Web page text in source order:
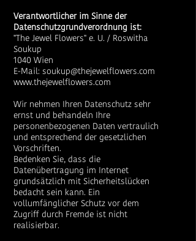
Verantwortlicher im Sinne der
Datenschutzgrundverordnung ist:
"The Jewel Flowers" e. U. / Roswitha
Soukup
1040 Wien
E-Mail: soukup@thejewelflowers.com
www.thejewelflowers.com
Wir nehmen Ihren Datenschutz sehr
ernst und behandeln Ihre
personenbezogenen Daten vertraulich
und entsprechend der gesetzlichen
Vorschriften.
Bedenken Sie, dass die
Datenübertragung im Internet
grundsätzlich mit Sicherheitslücken
bedacht sein kann. Ein
vollumfänglicher Schutz vor dem
Zugriff durch Fremde ist nicht
realisierbar.